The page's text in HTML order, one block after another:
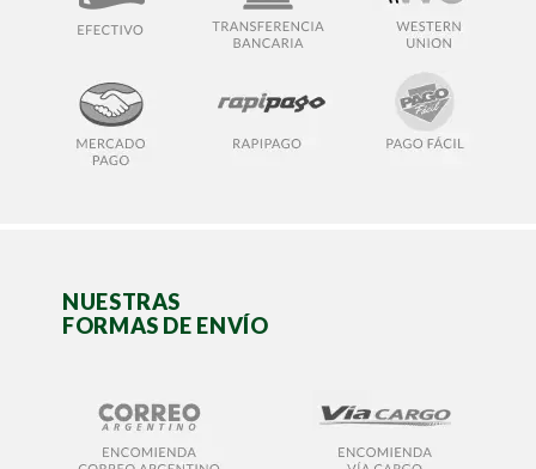
NUESTRAS
FORMAS DE ENVÍO